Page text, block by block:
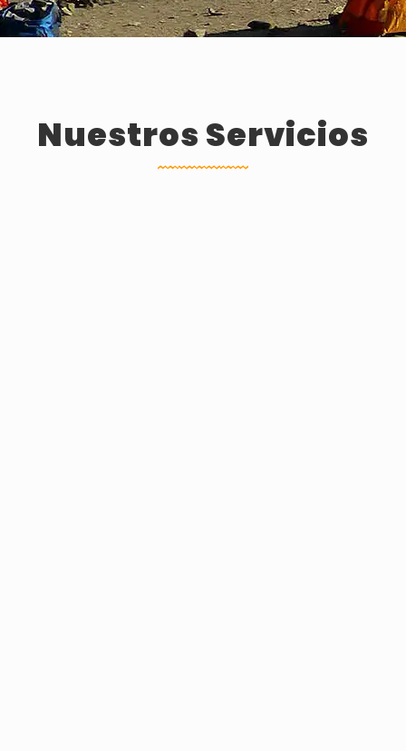
Nuestros Servicios